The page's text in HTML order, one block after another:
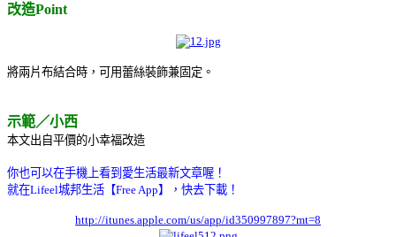
改造Point
將兩片布結合時，可用蕾絲裝飾兼固定。
示範／小西
本文出自平價的小幸福改造
你也可以在手機上看到愛生活最新文章喔！
就在Lifeel城邦生活【Free App】，快去下載！
http://itunes.apple.com/us/app/id350997897?mt=8